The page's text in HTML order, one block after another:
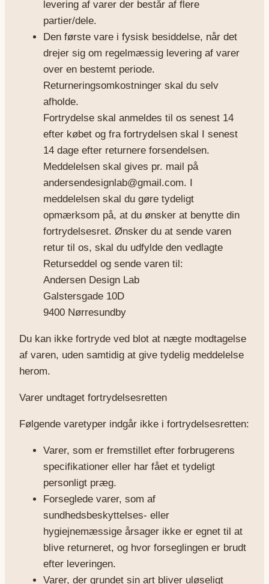
levering af varer der består af flere
partier/dele.
Den første vare i fysisk besiddelse, når det
drejer sig om regelmæssig levering af varer
over en bestemt periode.
Returneringsomkostninger skal du selv
afholde.
Fortrydelse skal anmeldes til os senest 14
efter købet og fra fortrydelsen skal I senest
14 dage efter returnere forsendelsen.
Meddelelsen skal gives pr. mail på
andersendesignlab@gmail.com. I
meddelelsen skal du gøre tydeligt
opmærksom på, at du ønsker at benytte din
fortrydelsesret. Ønsker du at sende varen
retur til os, skal du udfylde den vedlagte
Returseddel og sende varen til:
Andersen Design Lab
Galstersgade 10D
9400 Nørresundby
Du kan ikke fortryde ved blot at nægte modtagelse
af varen, uden samtidig at give tydelig meddelelse
herom.
Varer undtaget fortrydelsesretten
Følgende varetyper indgår ikke i fortrydelsesretten:
Varer, som er fremstillet efter forbrugerens
specifikationer eller har fået et tydeligt
personligt præg.
Forseglede varer, som af
sundhedsbeskyttelses- eller
hygiejnemæssige årsager ikke er egnet til at
blive returneret, og hvor forseglingen er brudt
efter leveringen.
Varer, der grundet sin art bliver uløseligt